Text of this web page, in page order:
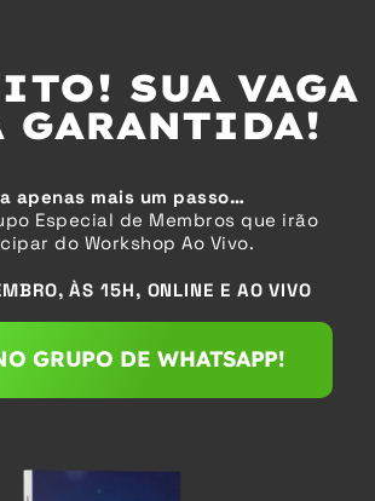
SUA VAGA
GARANTIDA!
apenas mais um passo…
Especial de Membros que irão
do Workshop Ao Vivo.
ÀS 15H, ONLINE E AO VIVO
GRUPO DE WHATSAPP!